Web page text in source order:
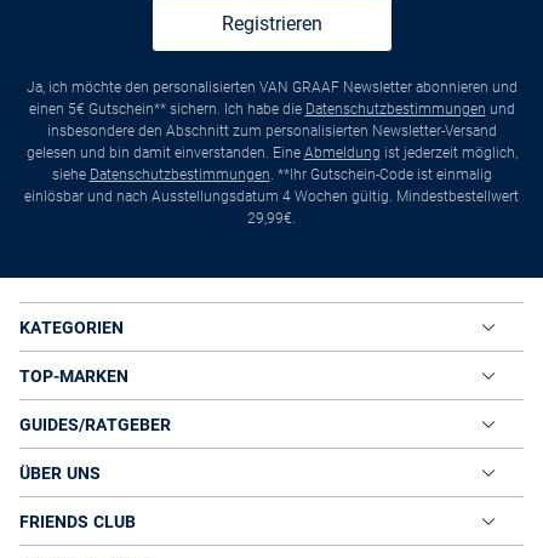
Registrieren
Ja, ich möchte den personalisierten VAN GRAAF Newsletter abonnieren und
einen 5€ Gutschein** sichern. Ich habe die Datenschutzbestimmungen und
insbesondere den Abschnitt zum personalisierten Newsletter-Versand
gelesen und bin damit einverstanden. Eine Abmeldung ist jederzeit möglich,
siehe Datenschutzbestimmungen. **Ihr Gutschein-Code ist einmalig
einlösbar und nach Ausstellungsdatum 4 Wochen gültig. Mindestbestellwert
29,99€.
KATEGORIEN
TOP-MARKEN
GUIDES/RATGEBER
ÜBER UNS
FRIENDS CLUB